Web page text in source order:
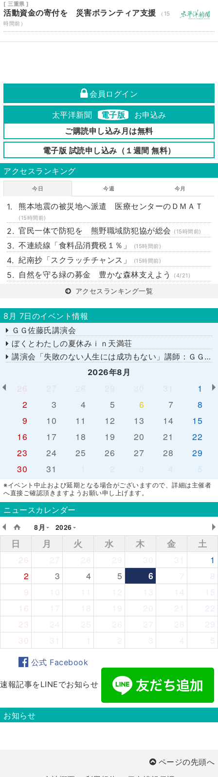
[ 三重県 ]
活動資金の寄付を 災害ボランティア支援
（15
時間前）
会員ログイン
太平洋新聞 電子版
お申込み
ご購読申し込み月は無料
電子版 試読申し込み（１週間 無料）
アクセスランキング
今日 今週 今月
熊本地震の被災地へ派遣 医療センターのＤＭＡＴ
(15時間前)
官民一体で防犯を 熊野職域防犯協が総会 (15時間前)
不連続線「食料品消費税１％」 (15時間前)
紀南抄「スクラッチチャンス」 (15時間前)
自然を守る緑の募金 豊かな森林支えよう (4/21)
アクセスランキング一覧
8月 7日のイベント情報
ＧＧ佐藤氏講演会
ぼくとわたしの夏休みｉｎ天満荘
講演会「失敗のない人生には成功もない」講師：ＧＧ佐藤さん
2026年8月
26
1
2
3 4 5 6 7
8
9
10 11 12 13 14
15
16
17 18 19 20 21
22
23
24 25 26 27 28
29
30
31 5
※イベント中止および延期となる場合がございますので、詳細は主催者
へ直接ご確認頂きますようお願い申し上げます。
ニュースカレンダー
8月
2026
日 月 火 水 木 金
土
26
1
2
3 4 5 6
8
9
15
16
22
23
29
30
5
公式 Facebook
速報記事をLINEでお知らせ
お知らせ
ページの先頭へ